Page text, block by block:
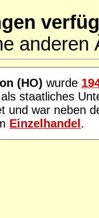
anderen
(HO) wurde
staatliches
und war neben
Einzelhandel .